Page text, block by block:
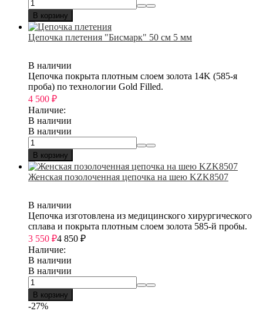
В корзину
Цепочка плетения "Бисмарк" 50 см 5 мм
В наличии
Цепочка покрыта плотным слоем золота 14K (585-я
проба) по технологии Gold Filled.
4 500 ₽
Наличие:
В наличии
В наличии
В корзину
Женская позолоченная цепочка на шею KZK8507
В наличии
Цепочка изготовлена из медицинского хирургического
сплава и покрыта плотным слоем золота 585-й пробы.
3 550 ₽4 850 ₽
Наличие:
В наличии
В наличии
В корзину
-27%